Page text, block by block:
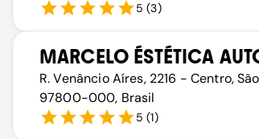
5 (3)
MARCELO ÉSTÉTICA
R. Venâncio Aíres, 2216 - Centro,
97800-000, Brasil
5 (1)